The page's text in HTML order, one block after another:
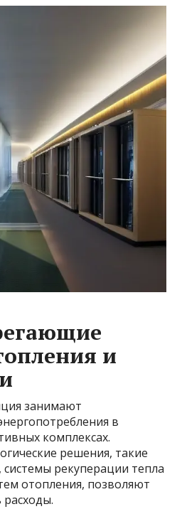
и
занимают
в
комплексах.
решения, такие
рекуперации тепла
отопления, позволяют